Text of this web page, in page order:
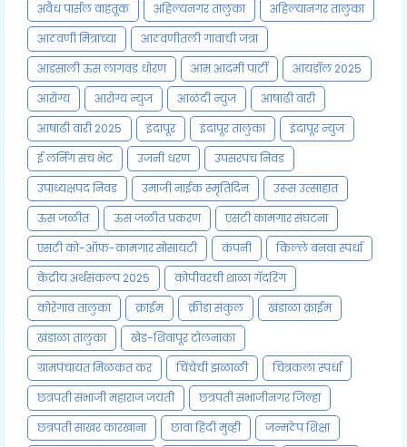
अवैध पार्सल वाहतूक
अहिल्यनगर तालुका
अहिल्यानगर तालुका
आठवणी मित्राच्या
आठवणीतली गावाची जत्रा
आडसाली ऊस लागवड धोरण
आम आदमी पार्टी
आयडॉल 2025
आरोग्य
आरोग्य न्युज आळंदी न्युज
आषाढी वारी
आषाढी वारी 2025
इंदापूर इंदापूर तालुका
इंदापूर न्युज
ई लर्निंग संच भेट
उजनी धरण
उपसरपंच निवड
उपाध्यक्षपद निवड
उमाजी नाईक स्मृतिदिन
उरूस उत्साहात
ऊस जळीत
ऊस जळीत प्रकरण
एसटी कामगार संघटना
एसटी को-ऑफ-कामगार सोसायटी
कंपनी
किल्ले बनवा स्पर्धा
केंद्रीय अर्थसंकल्प 2025
कोपीवरची शाळा गॅदरिंग
कोरेगाव तालुका
क्राईम क्रीडा संकुल
खंडाळा क्राईम
खंडाळा तालुका
खेड-शिवापूर टोलनाका
ग्रामपंचायत मिळकत कर
चिंचेची झळाळी
चित्रकला स्पर्धा
छत्रपती संभाजी महाराज जयंती
छत्रपती संभाजीनगर जिल्हा
छत्रपती साखर कारखाना
छावा हिंदी मुव्ही
जन्मठेप शिक्षा